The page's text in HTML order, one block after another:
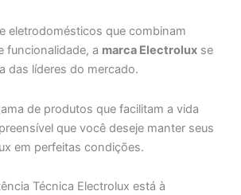
eletrodomésticos que combinam
funcionalidade, a marca Electrolux se
das líderes do mercado.
de produtos que facilitam a vida
que você deseje manter seus
em perfeitas condições.
Técnica Electrolux está à